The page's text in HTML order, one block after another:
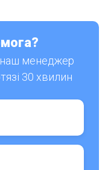
наш менеджер
30 хвилин